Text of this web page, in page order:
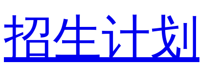
招生计划